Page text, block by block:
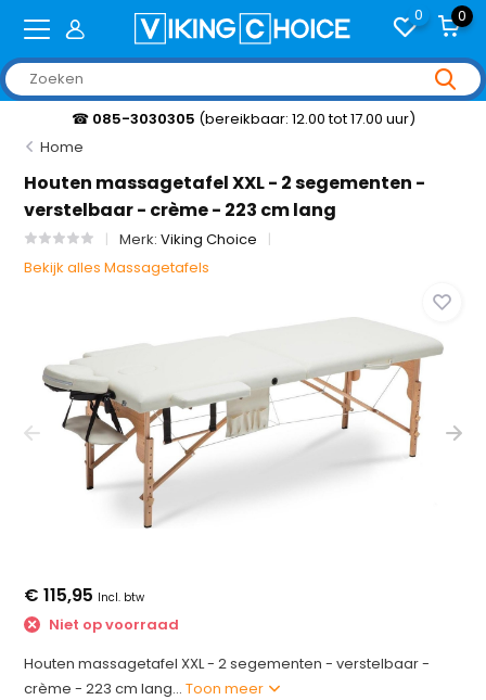
0 0
☎ 085-3030305 (bereikbaar: 12.00 tot 17.00 uur)
Home
Houten massagetafel XXL - 2 segementen -
verstelbaar - crème - 223 cm lang
Merk:Viking Choice
Bekijk alles Massagetafels
€ 115,95 Incl. btw
Niet op voorraad
Houten massagetafel XXL - 2 segementen - verstelbaar -
crème - 223 cm lang...Toon meer